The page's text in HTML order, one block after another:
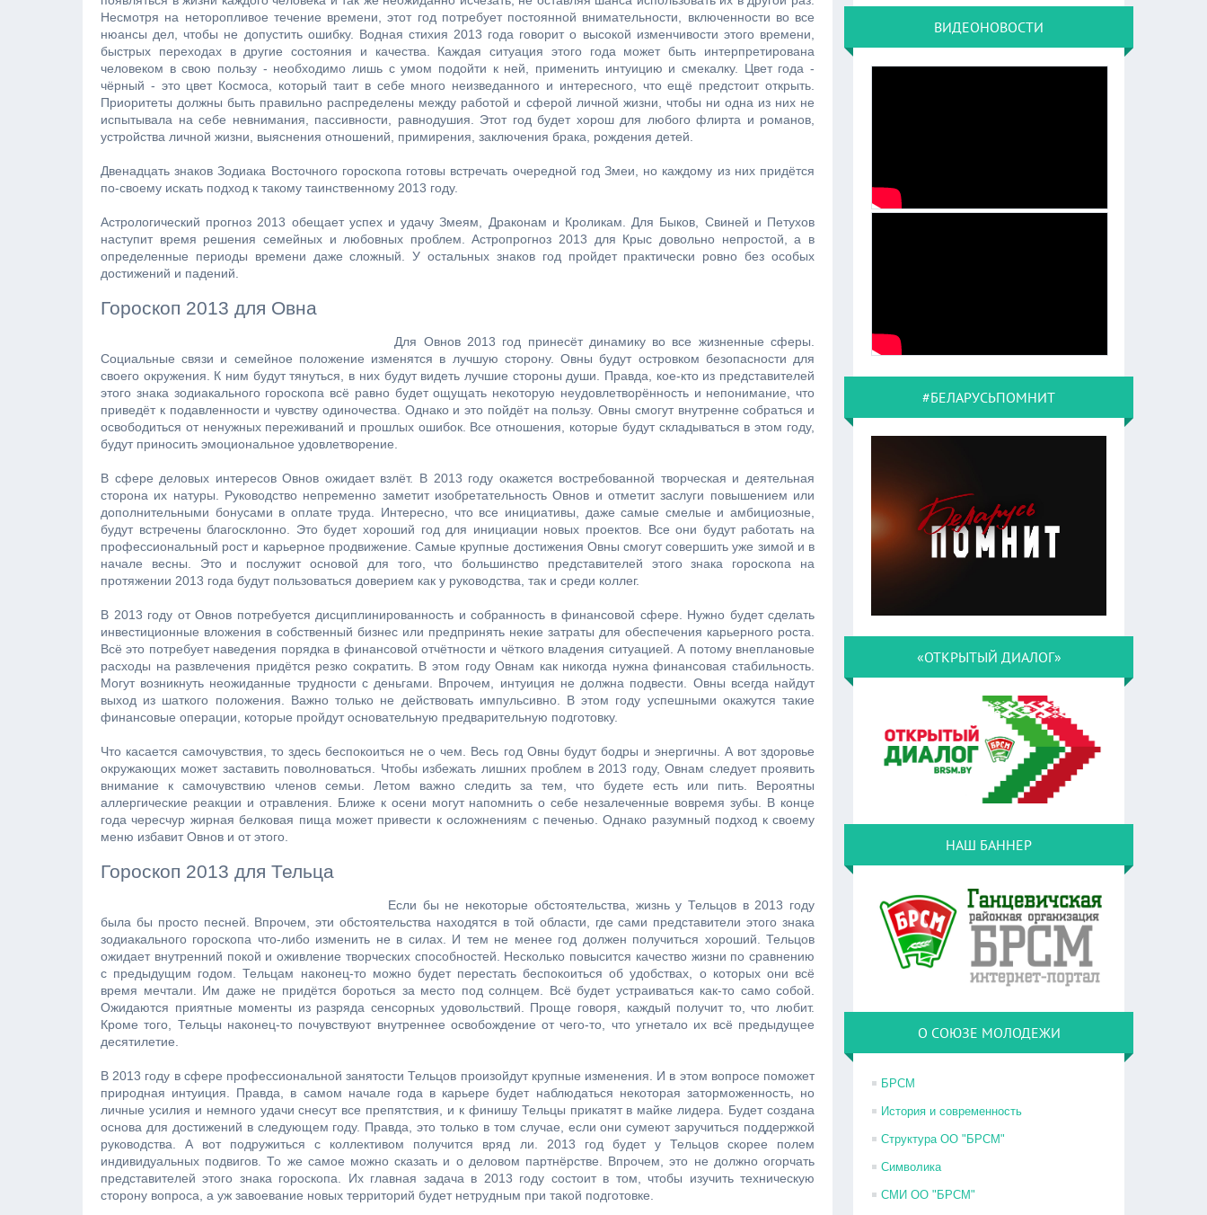
Несмотря на неторопливое течение времени, этот год потребует постоянной внимательности, включенности во все
нюансы дел, чтобы не допустить ошибку. Водная стихия 2013 года говорит о высокой изменчивости этого времени,
быстрых переходах в другие состояния и качества. Каждая ситуация этого года может быть интерпретирована
человеком в свою пользу - необходимо лишь с умом подойти к ней, применить интуицию и смекалку. Цвет года -
чёрный - это цвет Космоса, который таит в себе много неизведанного и интересного, что ещё предстоит открыть.
Приоритеты должны быть правильно распределены между работой и сферой личной жизни, чтобы ни одна из них не
испытывала на себе невнимания, пассивности, равнодушия. Этот год будет хорош для любого флирта и романов,
устройства личной жизни, выяснения отношений, примирения, заключения брака, рождения детей.
Двенадцать знаков Зодиака Восточного гороскопа готовы встречать очередной год Змеи, но каждому из них придётся
по-своему искать подход к такому таинственному 2013 году.
Астрологический прогноз 2013 обещает успех и удачу Змеям, Драконам и Кроликам. Для Быков, Свиней и Петухов
наступит время решения семейных и любовных проблем. Астропрогноз 2013 для Крыс довольно непростой, а в
определенные периоды времени даже сложный. У остальных знаков год пройдет практически ровно без особых
достижений и падений.
Гороскоп 2013 для Овна
Для Овнов 2013 год принесёт динамику во все жизненные сферы.
Социальные связи и семейное положение изменятся в лучшую сторону. Овны будут островком безопасности для
своего окружения. К ним будут тянуться, в них будут видеть лучшие стороны души. Правда, кое-кто из представителей
этого знака зодиакального гороскопа всё равно будет ощущать некоторую неудовлетворённость и непонимание, что
приведёт к подавленности и чувству одиночества. Однако и это пойдёт на пользу. Овны смогут внутренне собраться и
освободиться от ненужных переживаний и прошлых ошибок. Все отношения, которые будут складываться в этом году,
будут приносить эмоциональное удовлетворение.
В сфере деловых интересов Овнов ожидает взлёт. В 2013 году окажется востребованной творческая и деятельная
сторона их натуры. Руководство непременно заметит изобретательность Овнов и отметит заслуги повышением или
дополнительными бонусами в оплате труда. Интересно, что все инициативы, даже самые смелые и амбициозные,
будут встречены благосклонно. Это будет хороший год для инициации новых проектов. Все они будут работать на
профессиональный рост и карьерное продвижение. Самые крупные достижения Овны смогут совершить уже зимой и в
начале весны. Это и послужит основой для того, что большинство представителей этого знака гороскопа на
протяжении 2013 года будут пользоваться доверием как у руководства, так и среди коллег.
В 2013 году от Овнов потребуется дисциплинированность и собранность в финансовой сфере. Нужно будет сделать
инвестиционные вложения в собственный бизнес или предпринять некие затраты для обеспечения карьерного роста.
Всё это потребует наведения порядка в финансовой отчётности и чёткого владения ситуацией. А потому внеплановые
расходы на развлечения придётся резко сократить. В этом году Овнам как никогда нужна финансовая стабильность.
Могут возникнуть неожиданные трудности с деньгами. Впрочем, интуиция не должна подвести. Овны всегда найдут
выход из шаткого положения. Важно только не действовать импульсивно. В этом году успешными окажутся такие
финансовые операции, которые пройдут основательную предварительную подготовку.
Что касается самочувствия, то здесь беспокоиться не о чем. Весь год Овны будут бодры и энергичны. А вот здоровье
окружающих может заставить поволноваться. Чтобы избежать лишних проблем в 2013 году, Овнам следует проявить
внимание к самочувствию членов семьи. Летом важно следить за тем, что будете есть или пить. Вероятны
аллергические реакции и отравления. Ближе к осени могут напомнить о себе незалеченные вовремя зубы. В конце
года чересчур жирная белковая пища может привести к осложнениям с печенью. Однако разумный подход к своему
меню избавит Овнов и от этого.
Гороскоп 2013 для Тельца
Если бы не некоторые обстоятельства, жизнь у Тельцов в 2013 году
была бы просто песней. Впрочем, эти обстоятельства находятся в той области, где сами представители этого знака
зодиакального гороскопа что-либо изменить не в силах. И тем не менее год должен получиться хороший. Тельцов
ожидает внутренний покой и оживление творческих способностей. Несколько повысится качество жизни по сравнению
с предыдущим годом. Тельцам наконец-то можно будет перестать беспокоиться об удобствах, о которых они всё
время мечтали. Им даже не придётся бороться за место под солнцем. Всё будет устраиваться как-то само собой.
Ожидаются приятные моменты из разряда сенсорных удовольствий. Проще говоря, каждый получит то, что любит.
Кроме того, Тельцы наконец-то почувствуют внутреннее освобождение от чего-то, что угнетало их всё предыдущее
десятилетие.
В 2013 году в сфере профессиональной занятости Тельцов произойдут крупные изменения. И в этом вопросе поможет
природная интуиция. Правда, в самом начале года в карьере будет наблюдаться некоторая заторможенность, но
личные усилия и немного удачи снесут все препятствия, и к финишу Тельцы прикатят в майке лидера. Будет создана
основа для достижений в следующем году. Правда, это только в том случае, если они сумеют заручиться поддержкой
руководства. А вот подружиться с коллективом получится вряд ли. 2013 год будет у Тельцов скорее полем
индивидуальных подвигов. То же самое можно сказать и о деловом партнёрстве. Впрочем, это не должно огорчать
представителей этого знака гороскопа. Их главная задача в 2013 году состоит в том, чтобы изучить техническую
сторону вопроса, а уж завоевание новых территорий будет нетрудным при такой подготовке.
ВИДЕОНОВОСТИ
#БЕЛАРУСЬПОМНИТ
«ОТКРЫТЫЙ ДИАЛОГ»
НАШ БАННЕР
О СОЮЗЕ МОЛОДЕЖИ
БРСМ
История и современность
Структура ОО "БРСМ"
Символика
СМИ ОО "БРСМ"